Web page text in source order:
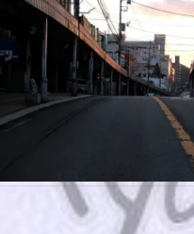
愚かで、儚くも、優しく｜